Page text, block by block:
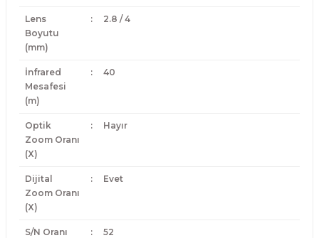
Lens
Boyutu
(mm)
: 2.8 / 4
İnfrared
Mesafesi
(m)
: 40
Optik
Zoom Oranı
(X)
: Hayır
Dijital
Zoom Oranı
(X)
: Evet
S/N Oranı
: 52